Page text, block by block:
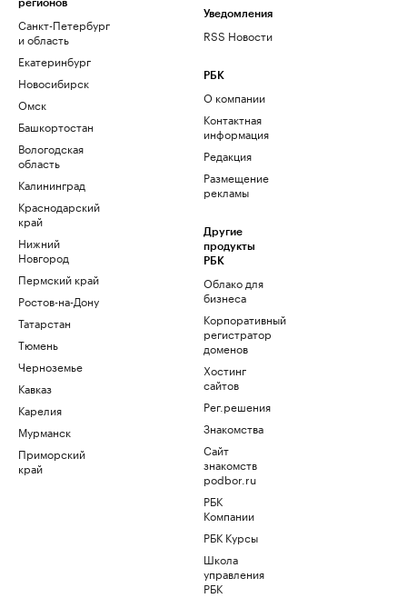
регионов
Санкт-Петербург
и область
Екатеринбург
Новосибирск
Омск
Башкортостан
Вологодская
область
Калининград
Краснодарский
край
Нижний
Новгород
Пермский край
Ростов-на-Дону
Татарстан
Тюмень
Черноземье
Кавказ
Карелия
Мурманск
Приморский
край
Уведомления
RSS Новости
РБК
О компании
Контактная
информация
Редакция
Размещение
рекламы
Другие
продукты
РБК
Облако для
бизнеса
Корпоративный
регистратор
доменов
Хостинг
сайтов
Рег.решения
Знакомства
Сайт
знакомств
podbor.ru
РБК
Компании
РБК Курсы
Школа
управления
РБК